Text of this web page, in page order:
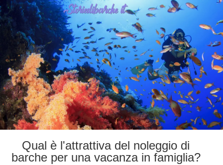
Qual è l'attrattiva del noleggio di
barche per una vacanza in famiglia?